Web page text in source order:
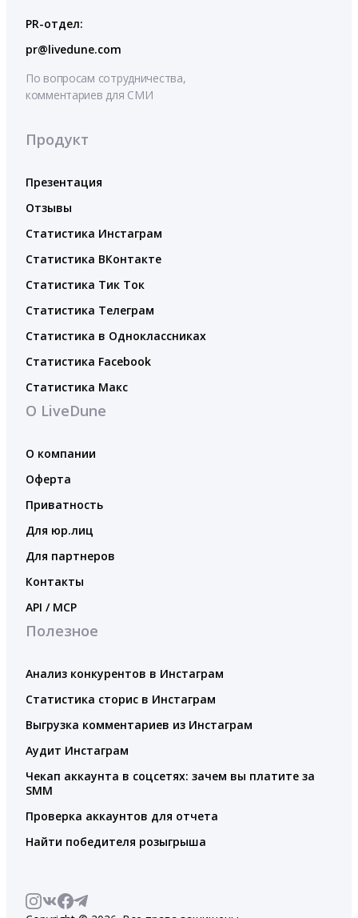
PR-отдел:
pr@livedune.com
По вопросам сотрудничества,
комментариев для СМИ
Продукт
Презентация
Отзывы
Статистика Инстаграм
Статистика ВКонтакте
Статистика Тик Ток
Статистика Телеграм
Статистика в Одноклассниках
Статистика Facebook
Статистика Макс
О LiveDune
О компании
Оферта
Приватность
Для юр.лиц
Для партнеров
Контакты
API / MCP
Полезное
Анализ конкурентов в Инстаграм
Статистика сторис в Инстаграм
Выгрузка комментариев из Инстаграм
Аудит Инстаграм
Чекап аккаунта в соцсетях: зачем вы платите за
SMM
Проверка аккаунтов для отчета
Найти победителя розыгрыша